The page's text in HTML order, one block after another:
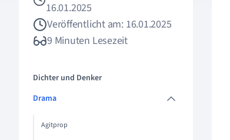
16.01.2025
Veröffentlicht am: 16.01.2025
9 Minuten Lesezeit
Dichter und Denker
Drama
Agitprop